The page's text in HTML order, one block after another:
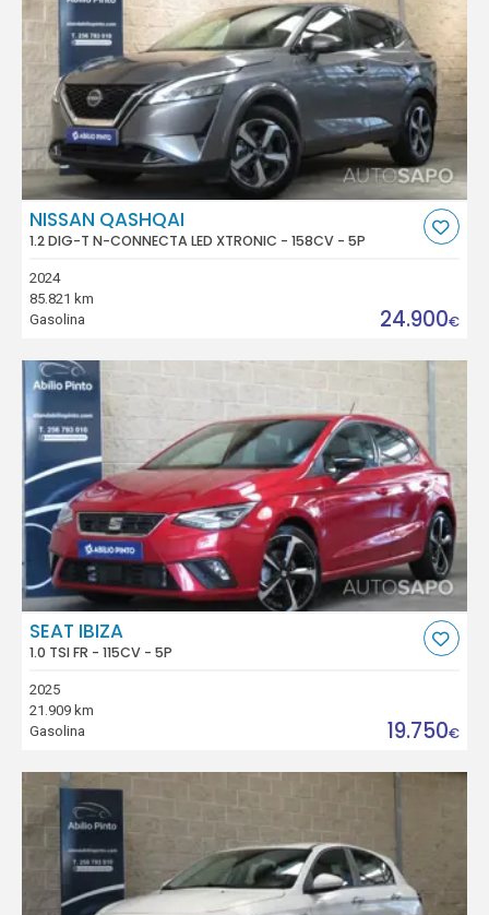
NISSAN QASHQAI
1.2 DIG-T N-CONNECTA LED XTRONIC - 158CV - 5P
2024
85.821 km
Gasolina
24.900€
SEAT IBIZA
1.0 TSI FR - 115CV - 5P
2025
21.909 km
Gasolina
19.750€